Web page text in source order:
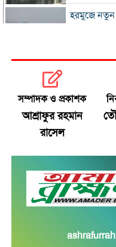
হরমুজে নতুন
ভুল স্বীকার
স্বর্ণের ভরি
সম্পাদক ও প্রকাশক
আশ্রাফুর রহমান
রাসেল